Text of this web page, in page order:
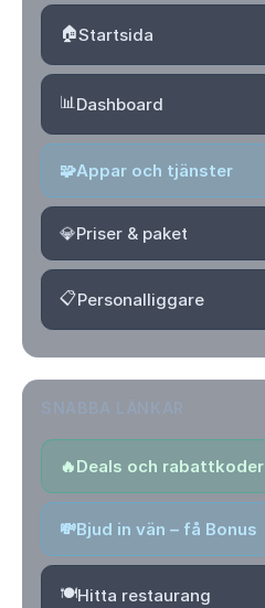
🏠Startsida
📊Dashboard
🧩Appar och tjänster
💎Priser & paket
📋Personalliggare
🔥Deals och rabattkoder
💸Bjud in vän – få Bonus
🍽️Hitta restaurang